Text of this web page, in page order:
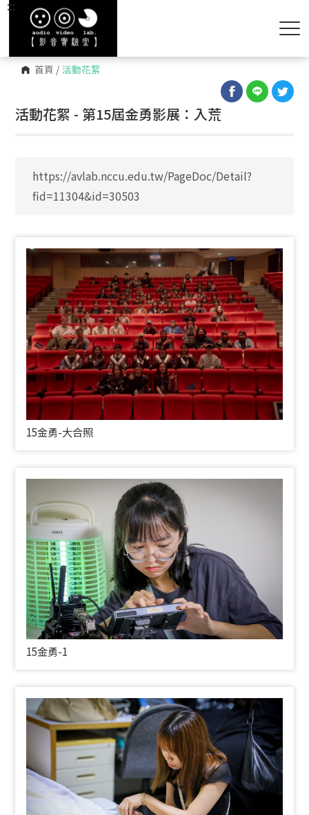
首頁 / 活動花絮
:::
活動花絮 - 第15屆金勇影展：入荒
https://avlab.nccu.edu.tw/PageDoc/Detail?
fid=11304&id=30503
15金勇-大合照
15金勇-1